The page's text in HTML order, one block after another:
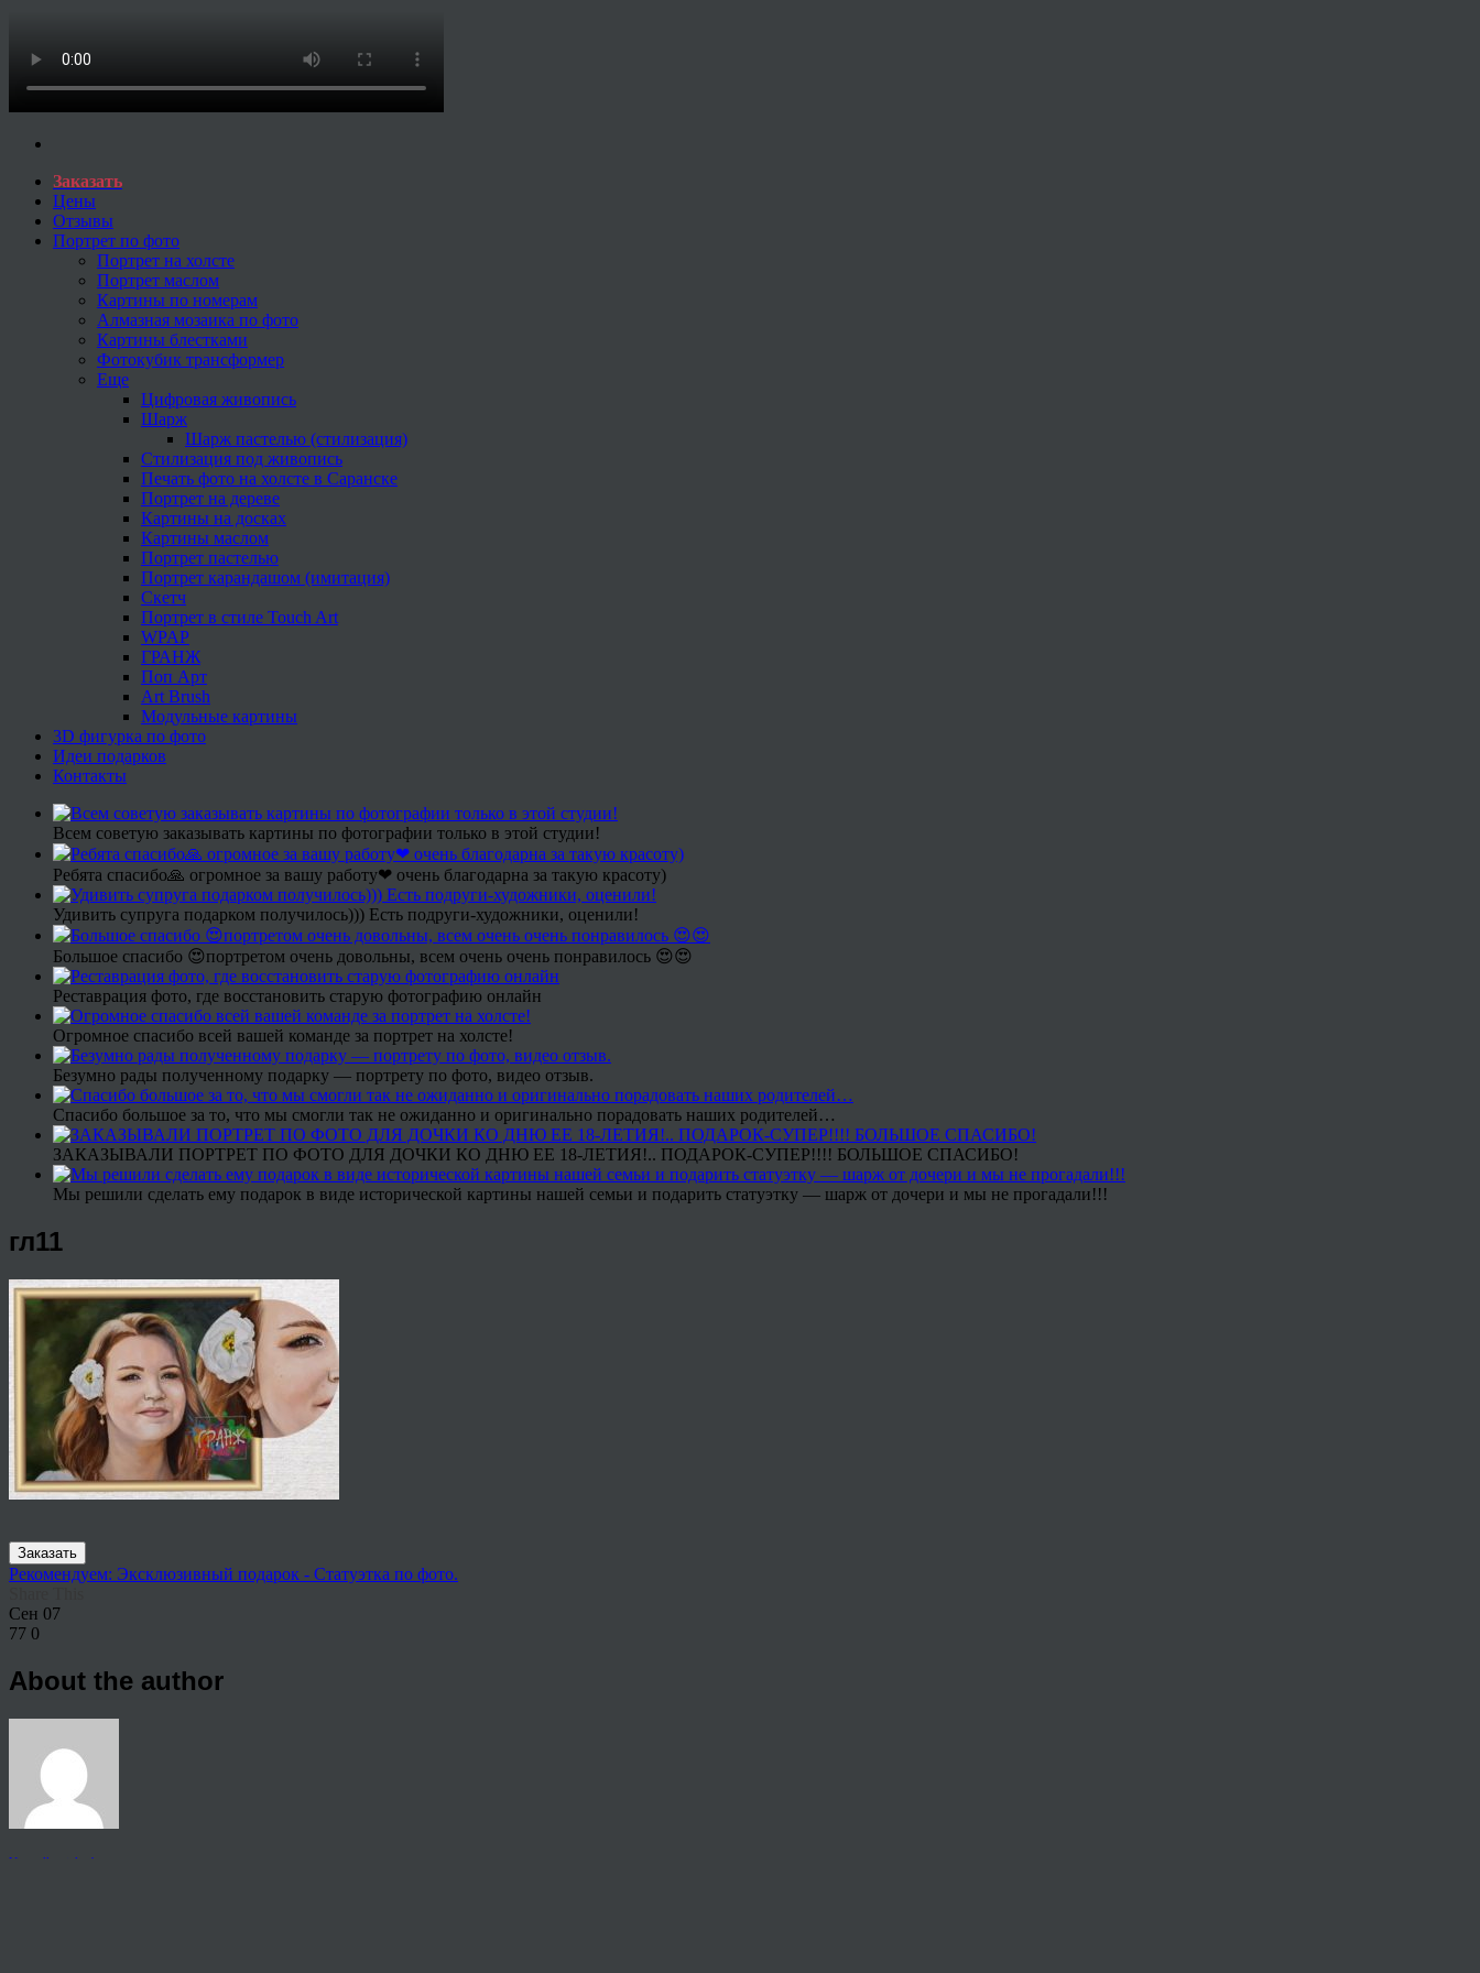
Заказать
Цены
Отзывы
Портрет по фото
Портрет на холсте
Портрет маслом
Картины по номерам
Алмазная мозаика по фото
Картины блестками
Фотокубик трансформер
Еще
Цифровая живопись
Шарж
Шарж пастелью (стилизация)
Стилизация под живопись
Печать фото на холсте в Саранске
Портрет на дереве
Картины на досках
Картины маслом
Портрет пастелью
Портрет карандашом (имитация)
Скетч
Портрет в стиле Touch Art
WPAP
ГРАНЖ
Поп Арт
Art Brush
Модульные картины
3D фигурка по фото
Идеи подарков
Контакты
Всем советую заказывать картины по фотографии только в этой студии!
Ребята спасибо🙏 огромное за вашу работу❤ очень благодарна за такую красоту)
Удивить супруга подарком получилось))) Есть подруги-художники, оценили!
Большое спасибо 😍портретом очень довольны, всем очень очень понравилось 😍😍
Реставрация фото, где восстановить старую фотографию онлайн
Огромное спасибо всей вашей команде за портрет на холсте!
Безумно рады полученному подарку — портрету по фото, видео отзыв.
Спасибо большое за то, что мы смогли так не ожиданно и оригинально порадовать наших родителей…
ЗАКАЗЫВАЛИ ПОРТРЕТ ПО ФОТО ДЛЯ ДОЧКИ КО ДНЮ ЕЕ 18-ЛЕТИЯ!.. ПОДАРОК-СУПЕР!!!! БОЛЬШОЕ СПАСИБО!
Мы решили сделать ему подарок в виде исторической картины нашей семьи и подарить статуэтку — шарж от дочери и мы не прогадали!!!
гл11
Заказать
Рекомендуем: Эксклюзивный подарок - Статуэтка по фото.
Сен 07
77 0
About the author
View all articles by anton